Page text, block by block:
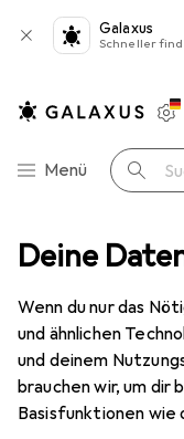
Deine
Wenn du nur das
und ähnlichen
und deinem
brauchen wir, um dir
Basisfunktionen wie
Galaxus
Schneller
Navigation nach
Menü Suche
Fripac Profi-